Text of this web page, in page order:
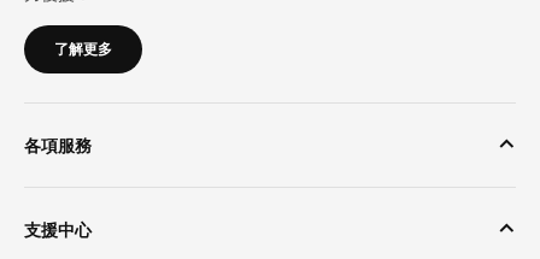
了解更多
各項服務
支援中心